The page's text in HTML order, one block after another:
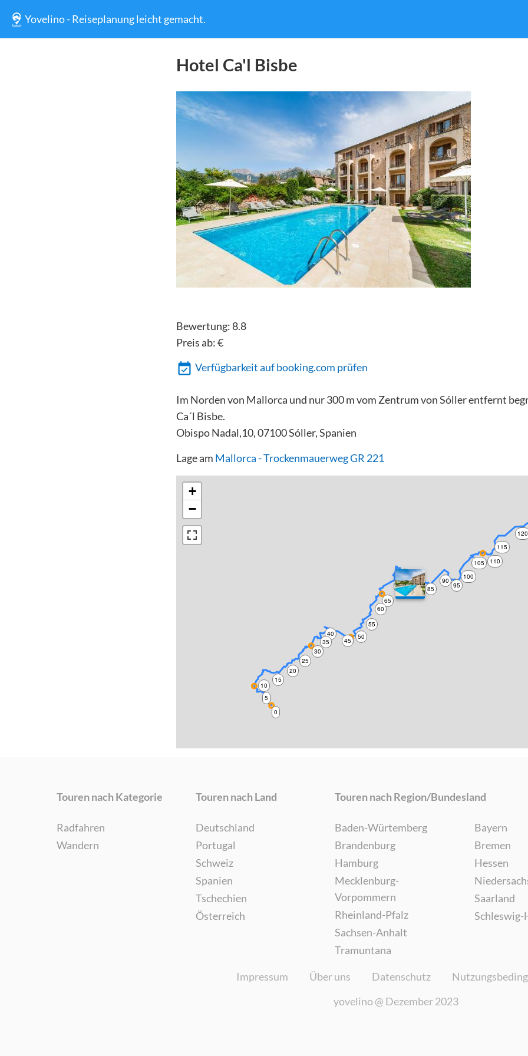
Yovelino - Reiseplanung leicht gemacht.
Hotel Ca'l Bisbe
Bewertung: 8.8
Preis ab:€
Verfügbarkeit auf booking.com prüfen
Im Norden von Mallorca und nur 300 m vom Zentrum von Sóller entfernt
Ca´l Bisbe.
Obispo Nadal,10, 07100 Sóller, Spanien
Lage am Mallorca - Trockenmauerweg GR 221
0
5
10
15
20
25
30
35
40
45
50
55
60
65
70
75
80
85
90
95
100
105 110
115
120
+
−
Touren nach Kategorie
Radfahren
Wandern
Touren nach Land
Deutschland
Portugal
Schweiz
Spanien
Tschechien
Österreich
Touren nach Region/Bundesland
Baden-Würtemberg
Brandenburg
Hamburg
Mecklenburg-
Vorpommern
Rheinland-Pfalz
Sachsen-Anhalt
Tramuntana
Bayern
Bremen
Hessen
Saarland
Impressum Über uns Datenschutz
yovelino @ Dezember 2023